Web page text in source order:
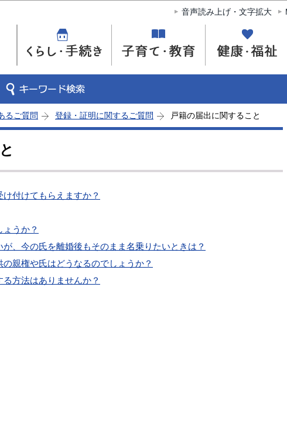
このページの本文へ移動
音声読み上げ・文字拡大
るご質問 登録・証明に関するご質問 戸籍の届出に関すること
付けてもらえますか？
うか？
、今の氏を離婚後もそのまま名乗りたいときは？
親権や氏はどうなるのでしょうか？
方法はありませんか？